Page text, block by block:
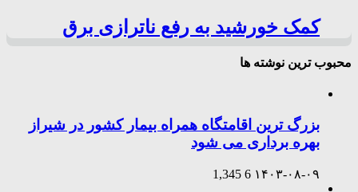
کمک خورشید به رفع ناترازی برق
محبوب ترین نوشته ها
بزرگ ترین اقامتگاه همراه بیمار کشور در شیراز
بهره برداری می شود
۱۴۰۳-۰۸-۰۹ 6
1,345